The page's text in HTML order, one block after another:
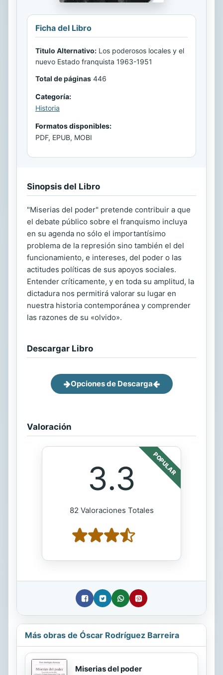
Ficha del Libro
Titulo Alternativo: Los poderosos locales y el
nuevo Estado franquista 1963-1951
Total de páginas 446
Categoría:
Historia
Formatos disponibles:
PDF, EPUB, MOBI
Sinopsis del Libro
"Miserias del poder" pretende contribuir a que
el debate público sobre el franquismo incluya
en su agenda no sólo el importantísimo
problema de la represión sino también el del
funcionamiento, e intereses, del poder o las
actitudes políticas de sus apoyos sociales.
Entender críticamente, y en toda su amplitud, la
dictadura nos permitirá valorar su lugar en
nuestra historia contemporánea y comprender
las razones de su «olvido».
Descargar Libro
Opciones de Descarga
Valoración
POPULAR
3.3
82 Valoraciones Totales
Más obras de Óscar Rodríguez Barreira
Miserias del poder